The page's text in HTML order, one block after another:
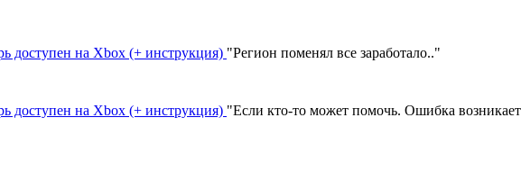
доступен на Xbox (+ инструкция) "Регион поменял все заработало.."
доступен на Xbox (+ инструкция) "Если кто-то может помочь. Ошибка